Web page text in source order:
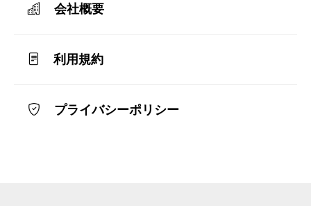
会社概要
利用規約
プライバシーポリシー